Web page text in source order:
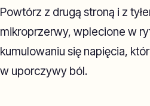
Powtórz z drugą stroną i z
mikroprzerwy, wplecione w
kumulowaniu się napięcia,
w uporczywy ból.